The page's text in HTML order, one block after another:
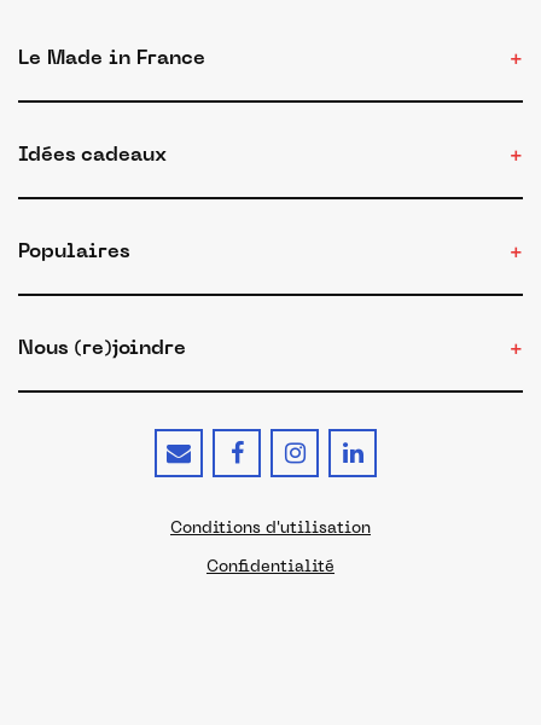
Le Made in France
Idées cadeaux
Populaires
Nous (re)joindre
Conditions d'utilisation
Confidentialité